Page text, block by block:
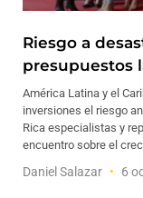
Riesgo a
presupuestos
América Latina y el
inversiones el riesgo
Rica especialistas y
encuentro sobre el
Daniel Salazar 6